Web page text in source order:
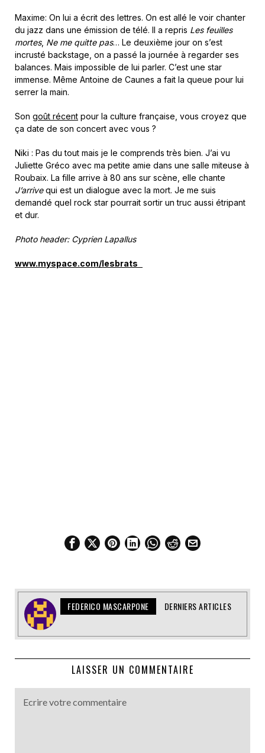
Maxime: On lui a écrit des lettres. On est allé le voir chanter
du jazz dans une émission de télé. Il a repris Les feuilles
mortes, Ne me quitte pas… Le deuxième jour on s’est
incrusté backstage, on a passé la journée à regarder ses
balances. Mais impossible de lui parler. C’est une star
immense. Même Antoine de Caunes a fait la queue pour lui
serrer la main.
Son goût récent pour la culture française, vous croyez que
ça date de son concert avec vous ?
Niki : Pas du tout mais je le comprends très bien. J’ai vu
Juliette Gréco avec ma petite amie dans une salle miteuse à
Roubaix. La fille arrive à 80 ans sur scène, elle chante
J’arrivequi est un dialogue avec la mort. Je me suis
demandé quel rock star pourrait sortir un truc aussi étripant
et dur.
Photo header: Cyprien Lapallus
www.myspace.com/lesbrats
FEDERICO MASCARPONE DERNIERS ARTICLES
LAISSER UN COMMENTAIRE